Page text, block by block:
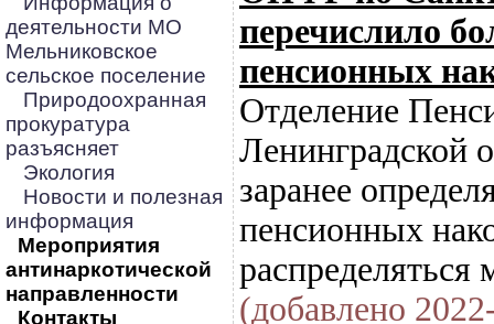
деятельности МО
Мельниковское
сельское поселение
Природоохранная
прокуратура
разъясняет
Экология
Новости и полезная
информация
Мероприятия
антинаркотической
направленности
Контакты
перечислило
пенсионных
Отделение
Ленинградской
заранее
пенсионных
распределяться
(добавлено